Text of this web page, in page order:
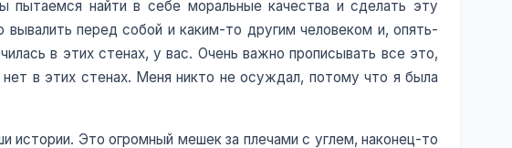
найти в себе моральные качества и сделать эту
перед собой и каким-то другим человеком и, опять-
в этих стенах, у вас. Очень важно прописывать все это,
в этих стенах. Меня никто не осуждал, потому что я была
истории. Это огромный мешек за плечами с углем, наконец-то